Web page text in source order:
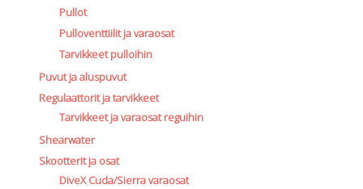
Pullot
Pulloventtiilit ja varaosat
Tarvikkeet pulloihin
Puvut ja aluspuvut
Regulaattorit ja tarvikkeet
Tarvikkeet ja varaosat reguihin
Shearwater
Skootterit ja osat
DiveX Cuda/Sierra varaosat